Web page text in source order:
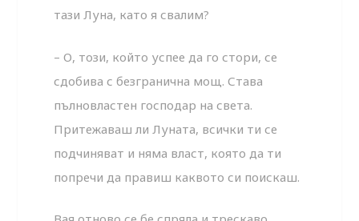
тази Луна, като я свалим?
– О, този, който успее да го стори, се
сдобива с безгранична мощ. Става
пълновластен господар на света.
Притежаваш ли Луната, всички ти се
подчиняват и няма власт, която да ти
попречи да правиш каквото си поискаш.